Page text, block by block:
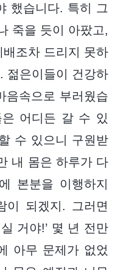
했습니다. 특히 그
죽을 듯이 아팠고,
조차 드리지 못하
젊은이들이 건강하
음속으로 부러웠습
은 어디든 갈 수 있
수 있으니 구원받
내 몸은 하루가 다
본분을 이행하지
이 되겠지. 그러면
거야!’ 몇 년 전만
아무 문제가 없었